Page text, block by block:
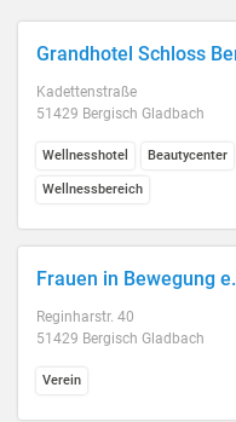
Grandhotel Schloss
Kadettenstraße
51429 Bergisch Gladbach
Wellnesshotel Beautycenter
Wellnessbereich
Frauen in Bewegung
Reginharstr. 40
51429 Bergisch Gladbach
Verein